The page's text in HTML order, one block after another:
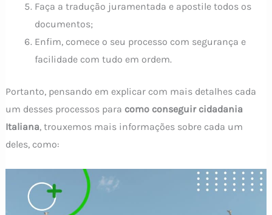
Faça a tradução juramentada e apostile todos os
documentos;
Enfim, comece o seu processo com segurança e
facilidade com tudo em ordem.
Portanto, pensando em explicar com mais detalhes cada
um desses processos para como conseguir cidadania
Italiana, trouxemos mais informações sobre cada um
deles, como: